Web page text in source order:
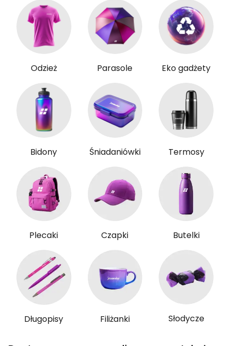
Odzież Parasole Eko gadżety
Bidony Śniadaniówki Termosy
Plecaki Czapki Butelki
Długopisy Filiżanki Słodycze